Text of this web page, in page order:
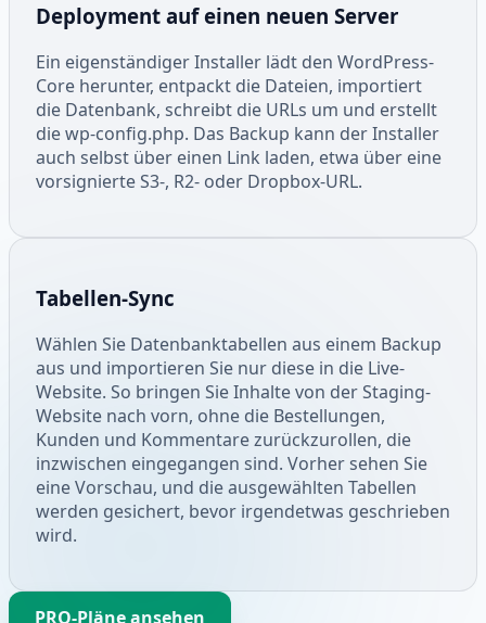
Deployment auf einen neuen Server
Ein eigenständiger Installer lädt den WordPress-
Core herunter, entpackt die Dateien, importiert
die Datenbank, schreibt die URLs um und erstellt
die wp-config.php. Das Backup kann der Installer
auch selbst über einen Link laden, etwa über eine
vorsignierte S3-, R2- oder Dropbox-URL.
Tabellen-Sync
Wählen Sie Datenbanktabellen aus einem Backup
aus und importieren Sie nur diese in die Live-
Website. So bringen Sie Inhalte von der Staging-
Website nach vorn, ohne die Bestellungen,
Kunden und Kommentare zurückzurollen, die
inzwischen eingegangen sind. Vorher sehen Sie
eine Vorschau, und die ausgewählten Tabellen
werden gesichert, bevor irgendetwas geschrieben
wird.
PRO-Pläne ansehen